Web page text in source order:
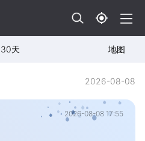
30天 地图
2026-08-08
2026-08-08 17:55